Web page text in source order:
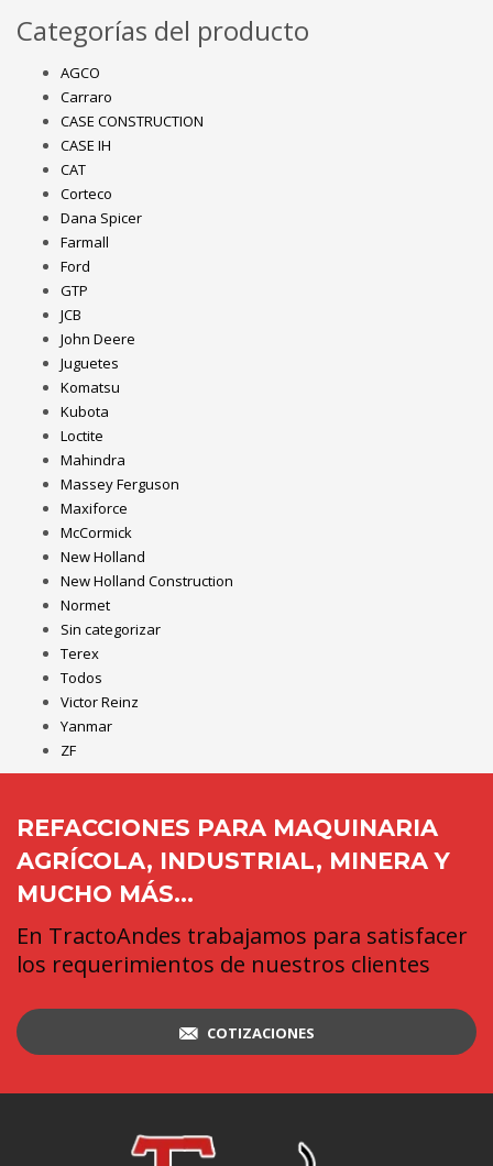
Categorías del producto
AGCO
Carraro
CASE CONSTRUCTION
CASE IH
CAT
Corteco
Dana Spicer
Farmall
Ford
GTP
JCB
John Deere
Juguetes
Komatsu
Kubota
Loctite
Mahindra
Massey Ferguson
Maxiforce
McCormick
New Holland
New Holland Construction
Normet
Sin categorizar
Terex
Todos
Victor Reinz
Yanmar
ZF
REFACCIONES PARA MAQUINARIA
AGRÍCOLA, INDUSTRIAL, MINERA Y
MUCHO MÁS...
En TractoAndes trabajamos para satisfacer
los requerimientos de nuestros clientes
COTIZACIONES